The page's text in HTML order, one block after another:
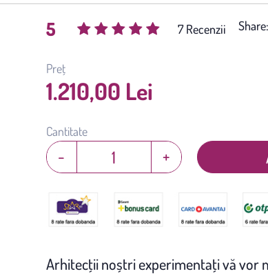
5 7 Share:
Preț
1.210,00 Lei
Cantitate
+
-
Arhitecţii noștri experimentaţi vă vor